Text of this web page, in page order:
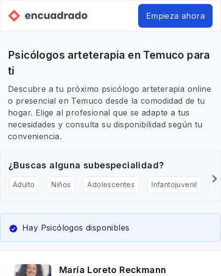
Empieza ahora
Psicólogos arteterapia en Temuco para
ti
Descubre a tu próximo psicólogo arteterapia online
o presencial en Temuco desde la comodidad de tu
hogar. Elige al profesional que se adapte a tus
necesidades y consulta su disponibilidad según tu
conveniencia.
¿Buscas alguna subespecialidad?
Adulto Niños Adolescentes Infantojuvenil
Hay Psicólogos disponibles
María Loreto Reckmann